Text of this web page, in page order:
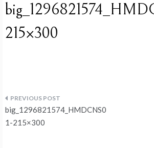
215×300
Navegação
de
big_1296821574_HMDCNS0
1-215×300